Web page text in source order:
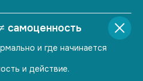
самоценность
и где начинается
и действие.